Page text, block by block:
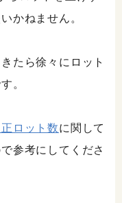
かねません。
たら徐々にロット
。
ロット数に関して
参考にしてくださ